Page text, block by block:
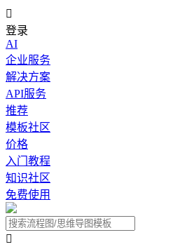

登录
AI
企业服务
解决方案
API服务
推荐
模板社区
价格
入门教程
知识社区
免费使用
